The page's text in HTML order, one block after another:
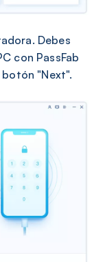
Debes
con PassFab
botón "Next".